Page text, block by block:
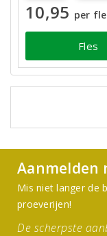
10,95 per
Fles
Aanmelden
Mis niet langer de
proeverijen!
De scherpste